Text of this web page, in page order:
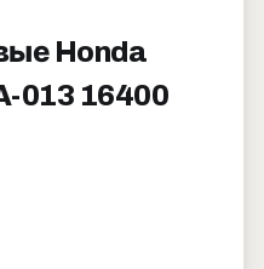
Honda
013 16400